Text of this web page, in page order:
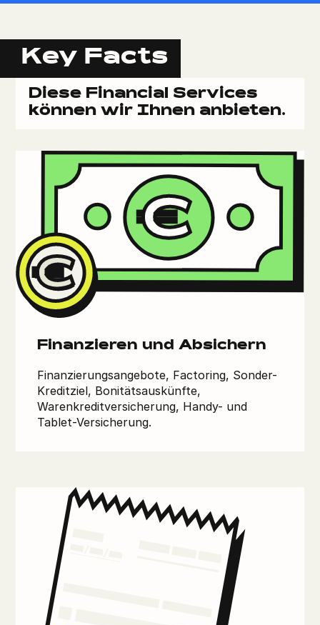
Key Facts
Diese Financial Services
können wir Ihnen anbieten.
Finanzieren und Absichern
Finanzierungsangebote, Factoring, Sonder-
Kreditziel, Bonitätsauskünfte,
Warenkreditversicherung, Handy- und
Tablet-Versicherung.